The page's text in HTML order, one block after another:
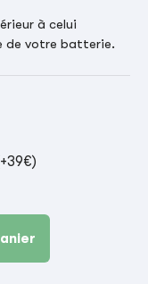
à celui
de votre batterie.